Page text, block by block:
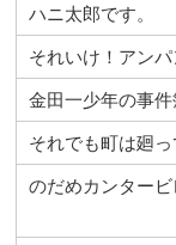
ハニ太郎です。
それいけ！アン
金田一少年の事
それでも町は廻っ
のだめカンター